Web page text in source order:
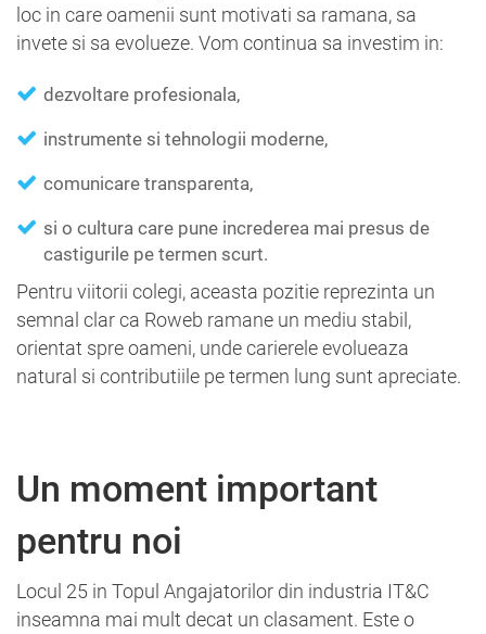
loc in care oamenii sunt motivati sa ramana, sa
invete si sa evolueze. Vom continua sa investim in:
dezvoltare profesionala,
instrumente si tehnologii moderne,
comunicare transparenta,
si o cultura care pune increderea mai presus de
castigurile pe termen scurt.
Pentru viitorii colegi, aceasta pozitie reprezinta un
semnal clar ca Roweb ramane un mediu stabil,
orientat spre oameni, unde carierele evolueaza
natural si contributiile pe termen lung sunt apreciate.
Un moment important
pentru noi
Locul 25 in Topul Angajatorilor din industria IT&C
inseamna mai mult decat un clasament. Este o